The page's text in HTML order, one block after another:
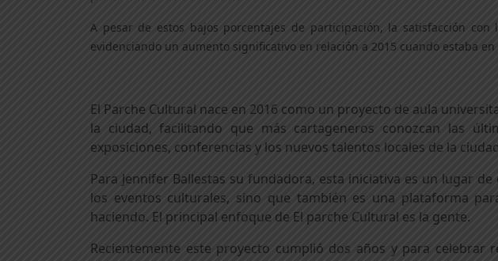
A pesar de estos bajos porcentajes de participación, la satisfacción
evidenciando un aumento significativo en relación a 2015 cuando estaba en
El Parche Cultural nace en 2016 como un proyecto de aula
la ciudad, facilitando que más cartageneros conozcan las
exposiciones, conferencias y los nuevos talentos locales de la
Para Jennifer Ballestas su fundadora, esta iniciativa es un lugar
los eventos culturales, sino que también es una plataforma
haciendo. El principal enfoque de El parche Cultural es la gente.
Recientemente este proyecto cumplió dos años y para celebrar